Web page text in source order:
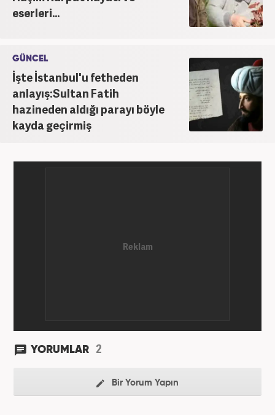
eserleri...
GÜNCEL
İşte İstanbul'u fetheden
anlayış:Sultan Fatih
hazineden aldığı parayı böyle
kayda geçirmiş
YORUMLAR 2
Bir Yorum Yapın